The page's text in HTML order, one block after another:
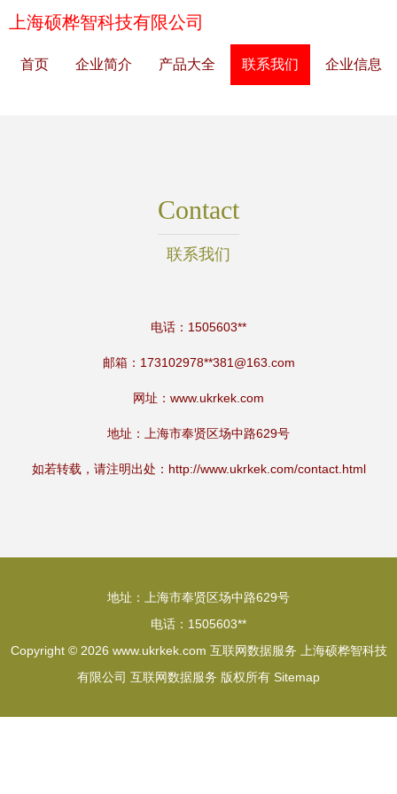
上海硕桦智科技有限公司
首页 企业简介 产品大全 联系我们 企业信息
Contact
联系我们
电话：1505603**
邮箱：173102978**381@163.com
网址： www.ukrkek.com
地址：上海市奉贤区场中路629号
如若转载，请注明出处：http://www.ukrkek.com/contact.html
地址：上海市奉贤区场中路629号
电话：1505603**
Copyright © 2026 www.ukrkek.com 互联网数据服务
上海硕桦智科技
有限公司 互联网数据服务 版权所有 Sitemap